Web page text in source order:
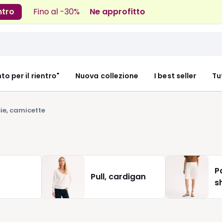
Fino al -30% Ne approfitto
per il rientro" Nuova collezione I best seller
camicette
Pull, cardigan